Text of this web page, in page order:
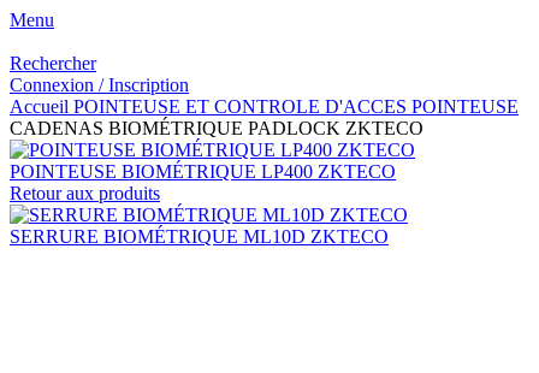
Menu
Rechercher
Connexion / Inscription
Accueil POINTEUSE ET CONTROLE D'ACCES POINTEUSE
CADENAS BIOMÉTRIQUE PADLOCK ZKTECO
POINTEUSE BIOMÉTRIQUE LP400 ZKTECO
Retour aux produits
SERRURE BIOMÉTRIQUE ML10D ZKTECO